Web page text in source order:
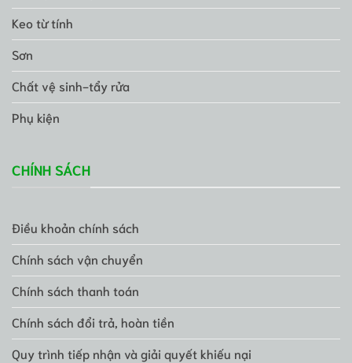
Keo từ tính
Sơn
Chất vệ sinh-tẩy rửa
Phụ kiện
CHÍNH SÁCH
Điều khoản chính sách
Chính sách vận chuyển
Chính sách thanh toán
Chính sách đổi trả, hoàn tiền
Quy trình tiếp nhận và giải quyết khiếu nại